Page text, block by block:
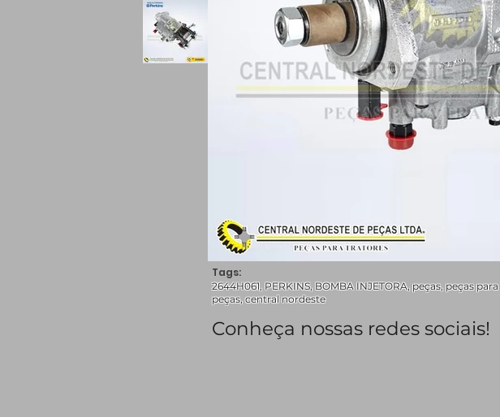
2644H061, PERKINS, BOMBA INJETORA, peças, peças
peças, central nordeste
Conheça nossas redes sociais!
Tags: